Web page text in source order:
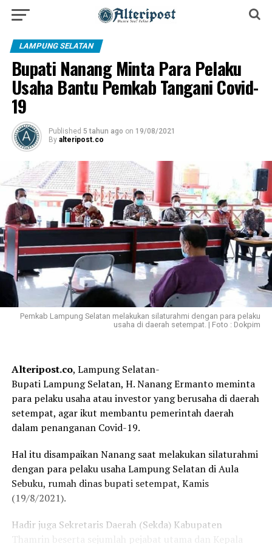
LAMPUNG SELATAN
Bupati Nanang Minta Para Pelaku
Usaha Bantu Pemkab Tangani Covid-
19
Published 5 tahun ago on 19/08/2021
By alteripost.co
Pemkab Lampung Selatan melakukan silaturahmi dengan para pelaku
usaha di daerah setempat. | Foto : Dokpim
Alteripost.co, Lampung Selatan-
Bupati Lampung Selatan, H. Nanang Ermanto meminta
para pelaku usaha atau investor yang berusaha di daerah
setempat, agar ikut membantu pemerintah daerah
dalam penanganan Covid-19.
Hal itu disampaikan Nanang saat melakukan silaturahmi
dengan para pelaku usaha Lampung Selatan di Aula
Sebuku, rumah dinas bupati setempat, Kamis
(19/8/2021).
Hadir juga Sekretaris Daerah (Sekda) Kabupaten
Thamrin beserta sejumlah pejabat utama dan Kepala